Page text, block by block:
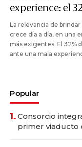
experience: el
La relevancia de
crece día a día, en una
más exigentes. El 32%
ante una mala
Popular
1. Consorcio
primer viaducto